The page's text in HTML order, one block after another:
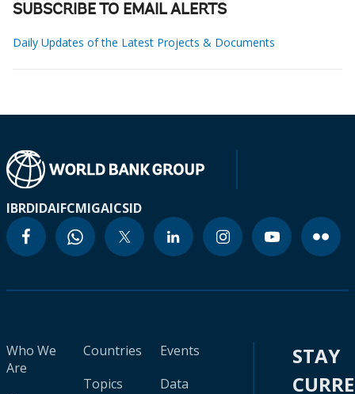
SUBSCRIBE TO EMAIL ALERTS
Daily Updates of the Latest Projects & Documents
IBRDIDAIFCMIGAICSID
Who We
Are
Countries
Topics
Events
Data
STAY